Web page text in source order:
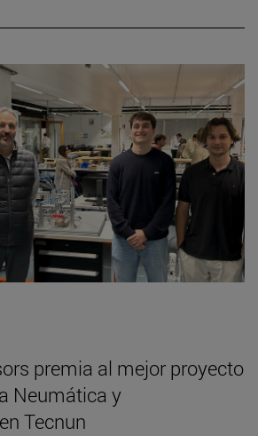
premia al mejor proyecto
Neumática y
Tecnun